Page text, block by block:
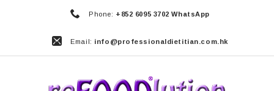
Phone: +852 6095 3702 WhatsApp
Email: info@professionaldietitian.com.hk